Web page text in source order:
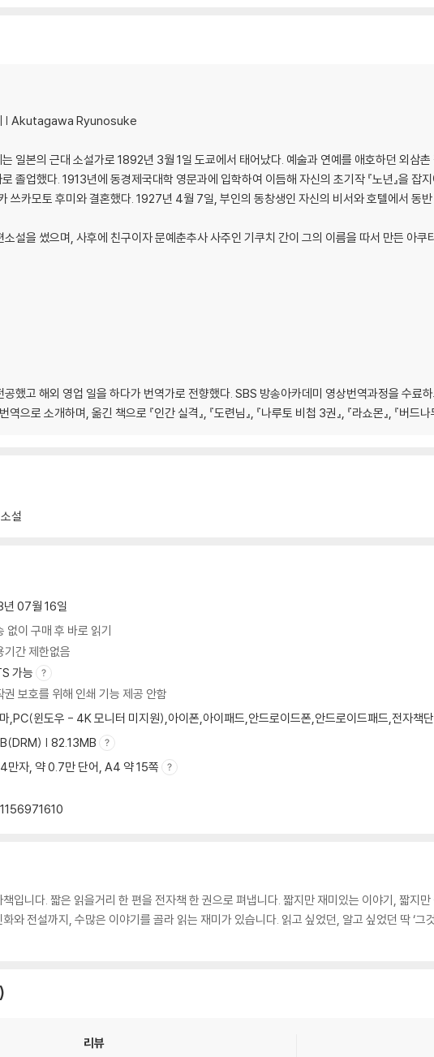
| Akutagawa Ryunosuke
일본의 근대 소설가로 1892년 3월 1일 도쿄에서 태어났다. 예술과 연예를 애호하던 외삼
졸업했다. 1913년에 동경제국대학 영문과에 입학하여 이듬해 자신의 초기작 『노년』을 잡
쓰카모토 후미와 결혼했다. 1927년 4월 7일, 부인의 동창생인 자신의 비서와 호텔에서 동
설을 썼으며, 사후에 친구이자 문예춘추사 사주인 기쿠치 간이 그의 이름을 따서 만든 아
공했고 해외 영업 일을 하다가 번역가로 전향했다. SBS 방송아카데미 영상번역과정을 수료
으로 소개하며, 옮긴 책으로 『인간 실격』, 『도련님』, 『나루토 비첩 3권』, 『라쇼몬』, 『버드
설
07월 16일
없이 구매 후 바로 읽기
기간 제한없음
가능
권 보호를 위해 인쇄 기능 제공 안함
,PC(윈도우 - 4K 모니터 미지원),아이폰,아이패드,안드로이드폰,안드로이드패드,전자책
| 82.13MB
만자, 약 0.7만 단어, A4 약 15쪽
입니다. 짧은 읽을거리 한 편을 전자책 한 권으로 펴냅니다. 짧지만 재미있는 이야기, 짧지
와 전설까지, 수많은 이야기를 골라 읽는 재미가 있습니다. 읽고 싶었던, 알고 싶었던 딱 ‘그
리뷰